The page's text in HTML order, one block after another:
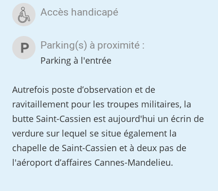
Accès handicapé
Parking(s) à proximité :
Parking à l'entrée
Autrefois poste d’observation et de
ravitaillement pour les troupes militaires, la
butte Saint-Cassien est aujourd'hui un écrin de
verdure sur lequel se situe également la
chapelle de Saint-Cassien et à deux pas de
l'aéroport d’affaires Cannes-Mandelieu.